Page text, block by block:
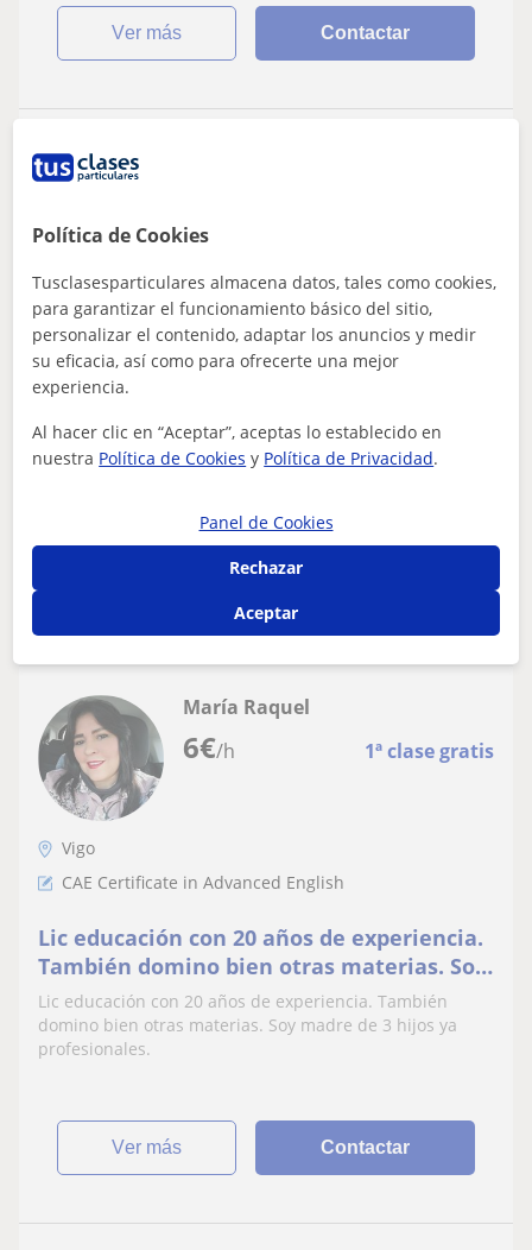
ver más Contactar
Vigo
CAE Certificate in Advanced English
Profesor de inglés, lengua, matemáticas e
Tengo experiencia tratando con niños de hasta 12 años
gracias a haber trabajado de entrenador asistente de
6€/h 1ª clase gratis
María Raquel
Vigo
CAE Certificate in Advanced English
Lic educación con 20 años de experiencia.
También domino bien otras materias. Soy
madre de 3 hijos ya profesionales
Lic educación con 20 años de experiencia. También
domino bien otras materias. Soy madre de 3 hijos ya
profesionales.
ver más Contactar
Política de Cookies
Tusclasesparticulares almacena datos, tales como cookies,
para garantizar el funcionamiento básico del sitio,
personalizar el contenido, adaptar los anuncios y medir
su eficacia, así como para ofrecerte una mejor
experiencia.
Al hacer clic en “Aceptar”, aceptas lo establecido en
nuestra Política de Cookies y Política de Privacidad.
Panel de Cookies
Rechazar
Aceptar